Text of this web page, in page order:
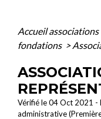
Accueil associations
fondations >
Vérifié le 04 Oct 2021
administrative